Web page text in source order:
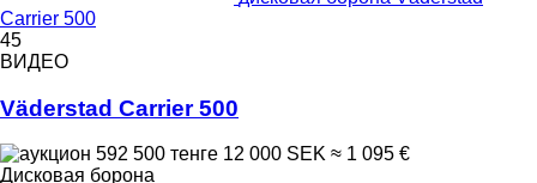
Carrier 500
45
ВИДЕО
Väderstad Carrier 500
592 500 тенге 12 000 SEK ≈ 1 095 €
Дисковая борона